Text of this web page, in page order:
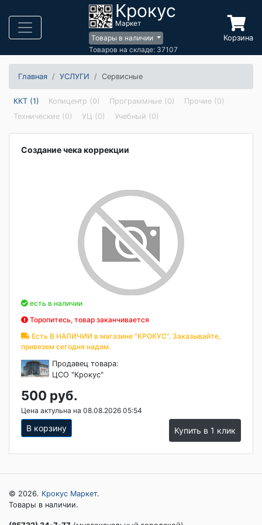
Крокус
Маркет
Товары в наличии
Товаров на складе: 37107
Корзина
Главная УСЛУГИ Сервисные
ККТ (1) Копицентр (0) Программные (0)
Прочие (0)
Технические (0)
УЦ (0) Учебный (0)
Создание чека коррекции
есть в наличии
Торопитесь, товар заканчивается
Есть В НАЛИЧИИ в магазине "КРОКУС". Заказывайте,
привезем сегодня надом.
Продавец товара:
ЦСО "Крокус"
500 руб.
Цена актульна на 08.08.2026 05:54
В корзину Купить в 1 клик
© 2026. Крокус Маркет.
Товары в наличии.